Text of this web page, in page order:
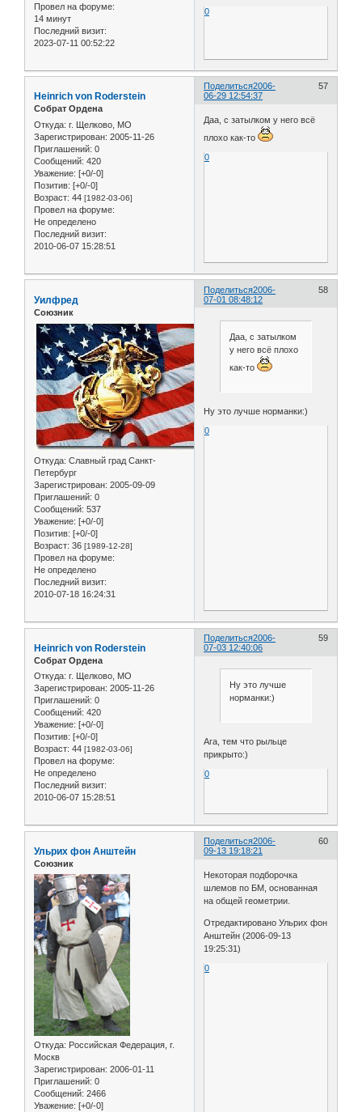
Провел на форуме:
14 минут
Последний визит:
2023-07-11 00:52:22
0
Поделиться 57
2006-
06-29 12:54:37
Heinrich von Roderstein
Собрат Ордена
Откуда: г. Щелково, МО
Зарегистрирован: 2005-11-26
Приглашений: 0
Сообщений: 420
Уважение: [+0/-0]
Позитив: [+0/-0]
Возраст: 44 [1982-03-06]
Провел на форуме:
Не определено
Последний визит:
2010-06-07 15:28:51
Даа, с затылком у него всё
плохо как-то
0
Поделиться 58
2006-
07-01 08:48:12
Уилфред
Союзник
Откуда: Славный град Санкт-
Петербург
Зарегистрирован: 2005-09-09
Приглашений: 0
Сообщений: 537
Уважение: [+0/-0]
Позитив: [+0/-0]
Возраст: 36 [1989-12-28]
Провел на форуме:
Не определено
Последний визит:
2010-07-18 16:24:31
Даа, с затылком
у него всё плохо
как-то
Ну это лучше норманки:)
0
Поделиться 59
2006-
07-03 12:40:06
Heinrich von Roderstein
Собрат Ордена
Откуда: г. Щелково, МО
Зарегистрирован: 2005-11-26
Приглашений: 0
Сообщений: 420
Уважение: [+0/-0]
Позитив: [+0/-0]
Возраст: 44 [1982-03-06]
Провел на форуме:
Не определено
Последний визит:
2010-06-07 15:28:51
Ну это лучше
норманки:)
Ага, тем что рыльце
прикрыто:)
0
Поделиться 60
2006-
09-13 19:18:21
Ульрих фон Анштейн
Союзник
Откуда: Российская Федерация, г.
Москв
Зарегистрирован: 2006-01-11
Приглашений: 0
Сообщений: 2466
Уважение: [+0/-0]
Некоторая подборочка
шлемов по БМ, основанная
на общей геометрии.
Отредактировано Ульрих фон
Анштейн (2006-09-13
19:25:31)
0